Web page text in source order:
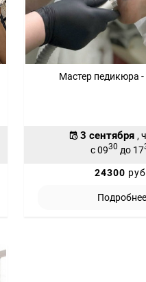
Мастер педикюра -
3 сентября ,
с 0930 до 17
24300
Подробнее